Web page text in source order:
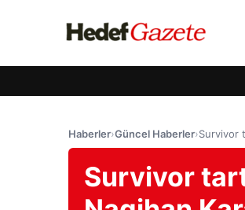
Haberler›Güncel Haberler›Survivor
Survivor